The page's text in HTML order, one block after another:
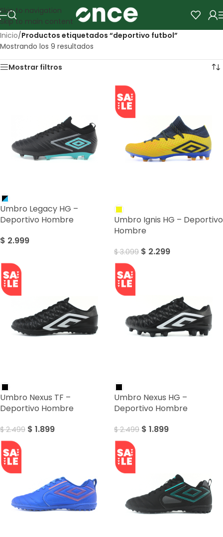
Skip to navigation
Skip to main content
Inicio/Productos etiquetados “deportivo futbol”
Mostrando los 9 resultados
Mostrar filtros
Umbro Legacy HG –
Deportivo Hombre
$ 2.999
Umbro Ignis HG – Deportivo
Hombre
$3.099 $ 2.299
Umbro Nexus TF –
Deportivo Hombre
$2.499 $ 1.899
Umbro Nexus HG –
Deportivo Hombre
$2.499 $ 1.899